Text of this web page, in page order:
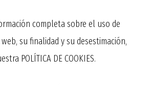
completa sobre el uso de
su finalidad y su desestimación,
POLÍTICA DE COOKIES.